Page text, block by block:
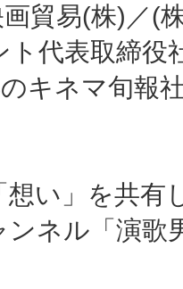
貿易(株)／(
代表取締役
キネマ旬報
い」を共有
ネル「演歌